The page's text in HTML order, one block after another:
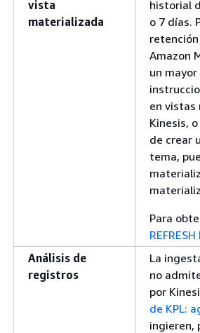
vista
materializada
historial
o 7 días.
Amazon
un
en vistas
Kinesis,
de crear
tema,
Para
Análisis de
registros
La
no
por
de KPL:
ingieren,